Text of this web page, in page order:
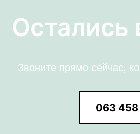
Остались
Звоните прямо сейчас,
063